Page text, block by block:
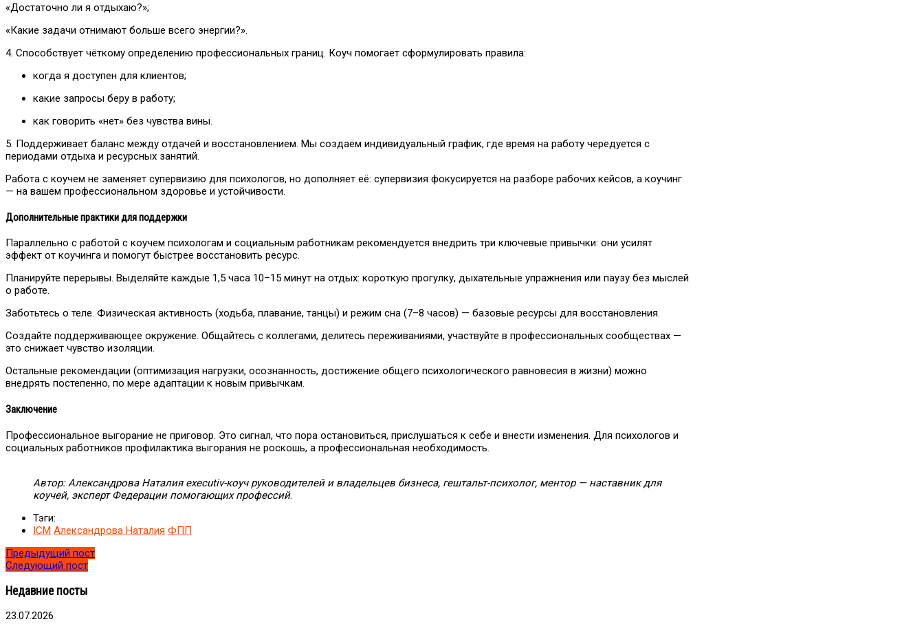
«Достаточно ли я отдыхаю?»;
«Какие задачи отнимают больше всего энергии?».
4. Способствует чёткому определению профессиональных границ. Коуч помогает сформулировать правила:
когда я доступен для клиентов;
какие запросы беру в работу;
как говорить «нет» без чувства вины.
5. Поддерживает баланс между отдачей и восстановлением. Мы создаём индивидуальный график, где время на работу чередуется с
периодами отдыха и ресурсных занятий.
Работа с коучем не заменяет супервизию для психологов, но дополняет её: супервизия фокусируется на разборе рабочих кейсов, а коучинг
— на вашем профессиональном здоровье и устойчивости.
Дополнительные практики для поддержки
Параллельно с работой с коучем психологам и социальным работникам рекомендуется внедрить три ключевые привычки: они усилят
эффект от коучинга и помогут быстрее восстановить ресурс.
Планируйте перерывы. Выделяйте каждые 1,5 часа 10–15 минут на отдых: короткую прогулку, дыхательные упражнения или паузу без мыслей
о работе.
Заботьтесь о теле. Физическая активность (ходьба, плавание, танцы) и режим сна (7–8 часов) — базовые ресурсы для восстановления.
Создайте поддерживающее окружение. Общайтесь с коллегами, делитесь переживаниями, участвуйте в профессиональных сообществах —
это снижает чувство изоляции.
Остальные рекомендации (оптимизация нагрузки, осознанность, достижение общего психологического равновесия в жизни) можно
внедрять постепенно, по мере адаптации к новым привычкам.
Заключение
Профессиональное выгорание не приговор. Это сигнал, что пора остановиться, прислушаться к себе и внести изменения. Для психологов и
социальных работников профилактика выгорания не роскошь, а профессиональная необходимость.
Автор: Александрова Наталия executiv-коуч руководителей и владельцев бизнеса, гештальт-психолог, ментор — наставник для
коучей, эксперт Федерации помогающих профессий.
Тэги:
ICM Александрова Наталия ФПП
Предыдущий пост
Следующий пост
Недавние посты
23.07.2026